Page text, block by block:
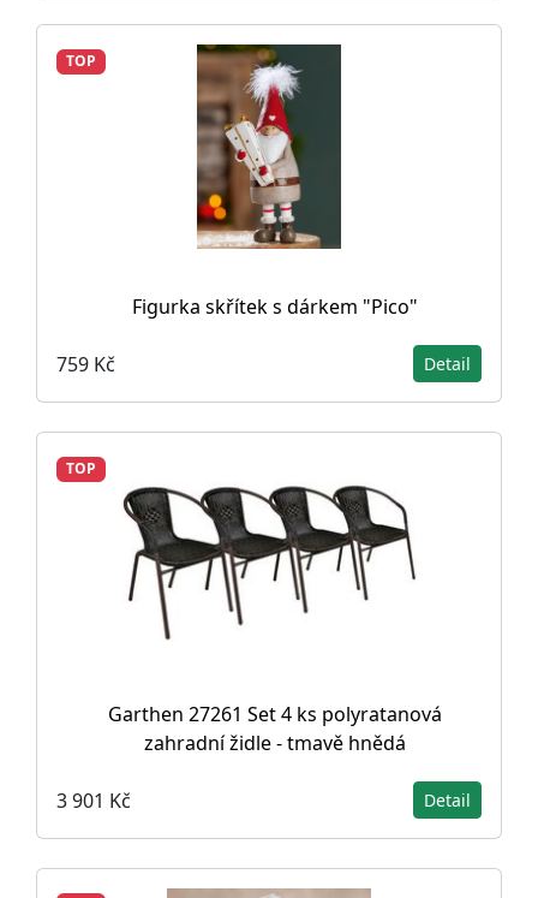
TOP
Figurka skřítek s dárkem "Pico"
759 Kč Detail
TOP
Garthen 27261 Set 4 ks polyratanová
zahradní židle - tmavě hnědá
3 901 Kč Detail